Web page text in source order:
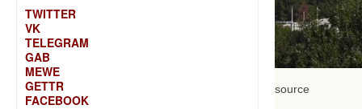
TWITTER
VK
TELEGRAM
GAB
MEWE
GETTR
FACEBOOK
source